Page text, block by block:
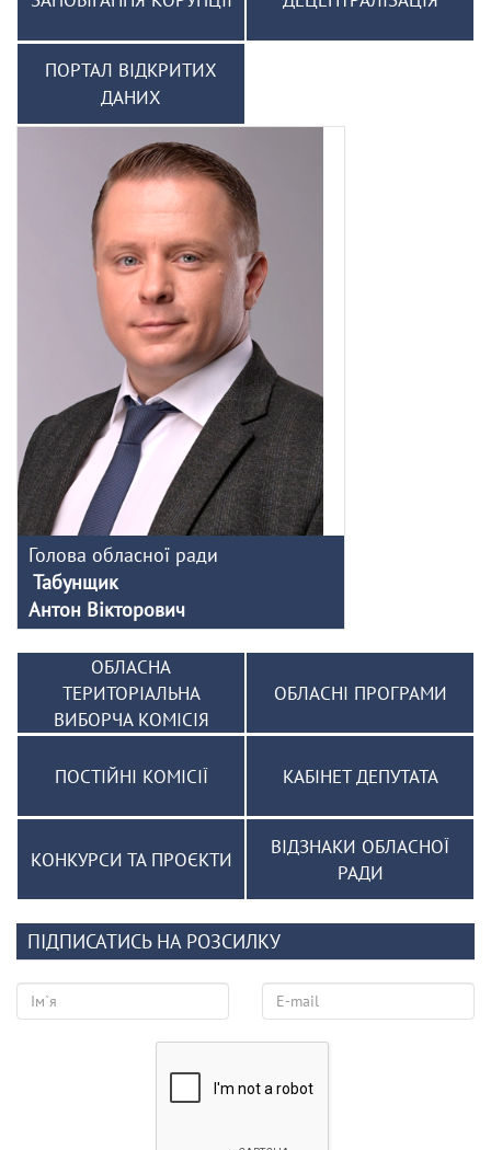
ПОРТАЛ ВІДКРИТИХ
ДАНИХ
Голова обласної ради
Табунщик
Антон Вікторович
ОБЛАСНА
ТЕРИТОРІАЛЬНА
ВИБОРЧА КОМІСІЯ
ОБЛАСНІ ПРОГРАМИ
ПОСТІЙНІ КОМІСІЇ КАБІНЕТ ДЕПУТАТА
КОНКУРСИ ТА ПРОЄКТИ
ВІДЗНАКИ ОБЛАСНОЇ
РАДИ
ПІДПИСАТИСЬ НА РОЗСИЛКУ